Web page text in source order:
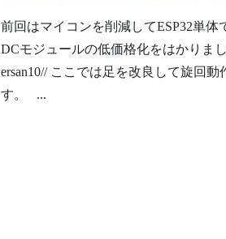
前回はマイコンを削減してESP32単
DCモジュールの低価格化をはかりまし
ersan10// ここでは足を改良して旋回
す。 ...